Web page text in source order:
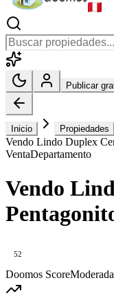
Publicar
Inicio Propiedades
Vendo Lindo Duplex
VentaDepartamento
Vendo
52
Doomos Score